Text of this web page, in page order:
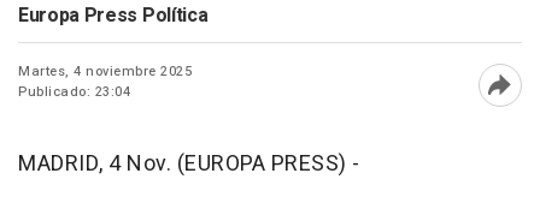
Europa Press Política
Martes, 4 noviembre 2025
Publicado: 23:04
MADRID, 4 Nov. (EUROPA PRESS) -